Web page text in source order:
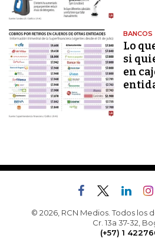
BANCOS
Lo
si
en
© 2026, RCN Medios. Todos los
Cr. 13a 37-32,
(+57) 1